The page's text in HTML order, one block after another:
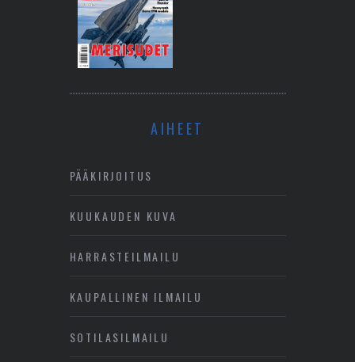
AIHEET
PÄÄKIRJOITUS
KUUKAUDEN KUVA
HARRASTEILMAILU
KAUPALLINEN ILMAILU
SOTILASILMAILU